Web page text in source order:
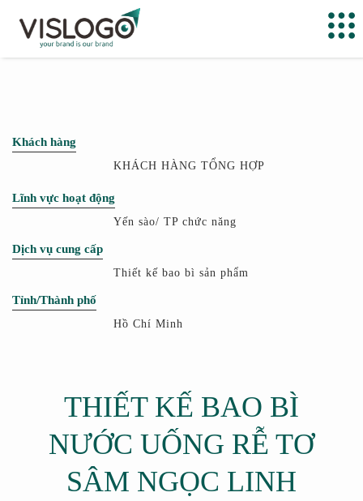
Khách hàng
KHÁCH HÀNG TỔNG HỢP
Lĩnh vực hoạt động
Yến sào/ TP chức năng
Dịch vụ cung cấp
Thiết kế bao bì sản phẩm
Tỉnh/Thành phố
Hồ Chí Minh
THIẾT KẾ BAO BÌ
NƯỚC UỐNG RỄ TƠ
SÂM NGỌC LINH